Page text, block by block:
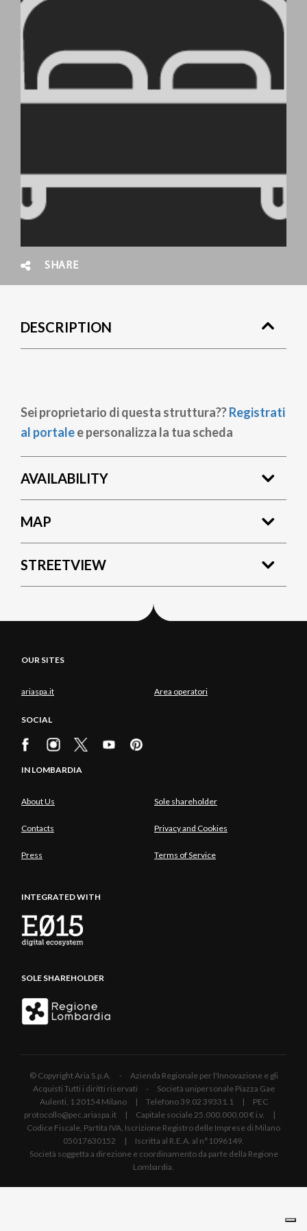
SHARE
DESCRIPTION
Sei proprietario di questa struttura??Registrati
al portalee personalizza la tua scheda
AVAILABILITY
MAP
STREETVIEW
OUR SITES
ariaspa.it Area operatori
SOCIAL
IN LOMBARDIA
About Us Sole shareholder
Contacts Privacy and Cookies
Press Terms of Service
INTEGRATED WITH
SOLE SHAREHOLDER
© Copyright Aria S.p.A. - Azienda Regionale per l'Innovazione e gli
Acquisti Tutti i diritti riservati - Società unipersonale Piazza Gae
Aulenti, 1 20154 Milano | Telefono 39.02 39331.1 | PEC
protocollo@pec.ariaspa.it | Capitale sociale 25.000.000,00 € i.v. |
Codice Fiscale, Partita IVA, Iscrizione Registro delle Imprese di Milano
05017630152 | Iscritta al R.E.A. al n°1096149.
Società soggetta a direzione e coordinamento da parte della Regione
Lombardia.